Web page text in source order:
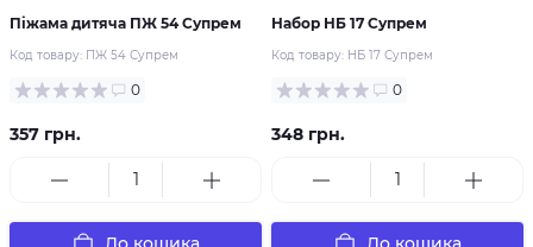
Піжама дитяча ПЖ 54 Супрем
Код товару: ПЖ 54 Супрем
0
357 грн.
Набор НБ 17 Супрем
Код товару: НБ 17 Супрем
0
348 грн.